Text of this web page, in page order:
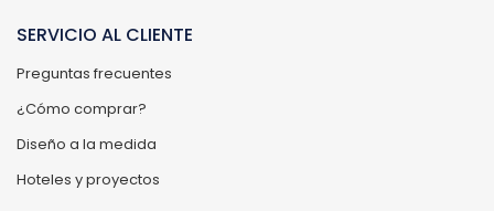
SERVICIO AL CLIENTE
Preguntas frecuentes
¿Cómo comprar?
Diseño a la medida
Hoteles y proyectos